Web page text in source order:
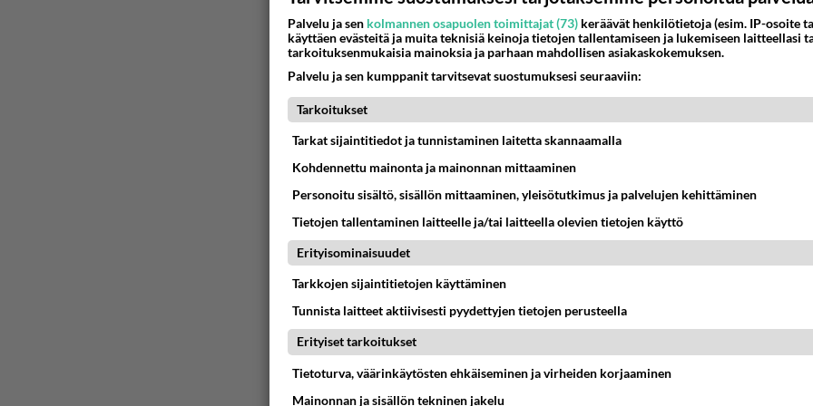
23.11.2022 12:15
08.06.2022 12:49
Harvoin+näkee+noin+typerän+kommentin+missään+,!
19.03.2022 13:57
19.03.2022 13:57
18.03.2022 12:50
Palvelu ja sen kolmannen osapuolen toimittajat (73) keräävät henkilötietoja (esim. IP-osoite
käyttäen evästeitä ja muita teknisiä keinoja tietojen tallentamiseen ja lukemiseen laitteellasi
tarkoituksenmukaisia mainoksia ja parhaan mahdollisen asiakaskokemuksen.
Palvelu ja sen kumppanit tarvitsevat suostumuksesi seuraaviin:
Tarkoitukset
Tarkat sijaintitiedot ja tunnistaminen laitetta skannaamalla
Kohdennettu mainonta ja mainonnan mittaaminen
Personoitu sisältö, sisällön mittaaminen, yleisötutkimus ja palvelujen kehittäminen
Tietojen tallentaminen laitteelle ja/tai laitteella olevien tietojen käyttö
Erityisominaisuudet
Tarkkojen sijaintitietojen käyttäminen
Tunnista laitteet aktiivisesti pyydettyjen tietojen perusteella
Erityiset tarkoitukset
Tietoturva, väärinkäytösten ehkäiseminen ja virheiden korjaaminen
Mainonnan ja sisällön tekninen jakelu